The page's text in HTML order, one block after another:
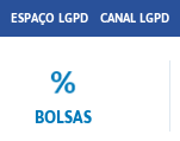
ESPAÇO LGPD CANAL LGPD
BOLSAS